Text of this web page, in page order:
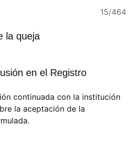
15/464
la queja
en el Registro
continuada con la institución
la aceptación de la